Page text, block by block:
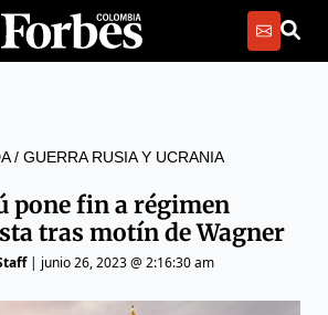
/ GUERRA RUSIA Y UCRANIA
pone fin a régimen
tras motín de Wagner
| junio 26, 2023 @ 2:16:30 am